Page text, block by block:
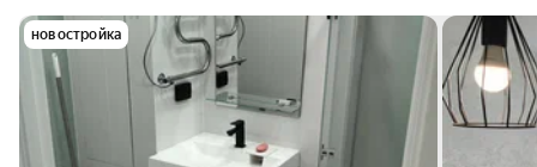
новостройка